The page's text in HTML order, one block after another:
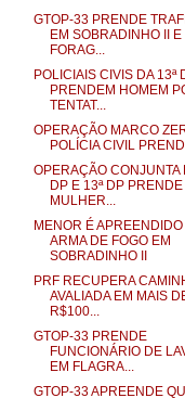
GTOP-33 PRENDE
EM SOBRADINHO II E
FORAG...
POLICIAIS CIVIS DA 13ª
PRENDEM HOMEM
TENTAT...
OPERAÇÃO MARCO
POLÍCIA CIVIL
OPERAÇÃO CONJUNTA
DP E 13ª DP PRENDE
MULHER...
MENOR É APREENDIDO
ARMA DE FOGO EM
SOBRADINHO II
PRF RECUPERA
AVALIADA EM MAIS
R$100...
GTOP-33 PRENDE
FUNCIONÁRIO DE
EM FLAGRA...
GTOP-33 APREENDE